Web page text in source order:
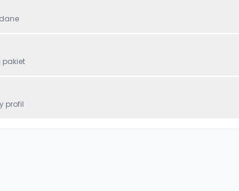
pakiet
profil